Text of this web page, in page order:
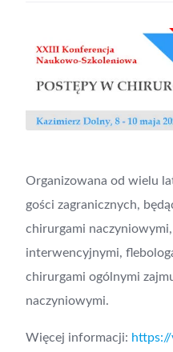
Organizowana od wielu
gości zagranicznych,
chirurgami
interwencyjnymi,
chirurgami ogólnymi
naczyniowymi.
Więcej informacji: